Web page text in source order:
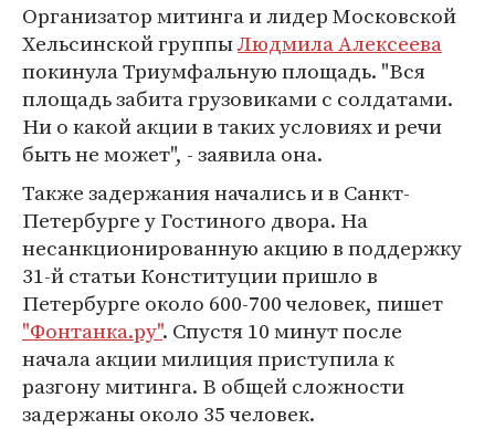
Организатор митинга и лидер Московской
Хельсинской группыЛюдмила Алексеева
покинула Триумфальную площадь. "Вся
площадь забита грузовиками с солдатами.
Ни о какой акции в таких условиях и речи
быть не может", - заявила она.
Также задержания начались и в Санкт-
Петербурге у Гостиного двора. На
несанкционированную акцию в поддержку
31-й статьи Конституции пришло в
Петербурге около 600-700 человек, пишет
"Фонтанка.ру". Спустя 10 минут после
начала акции милиция приступила к
разгону митинга. В общей сложности
задержаны около 35 человек.